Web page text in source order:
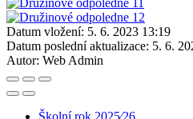
Datum vložení: 5. 6. 2023 13:19
Datum poslední aktualizace: 5. 6.
Autor: Web Admin
Školní rok 2025⁄26